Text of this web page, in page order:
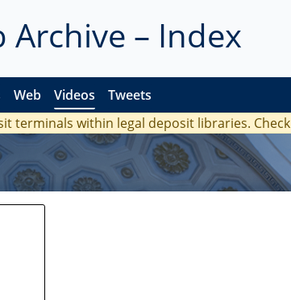
Archive – Index
Web Videos Tweets
terminals within legal deposit libraries. Check